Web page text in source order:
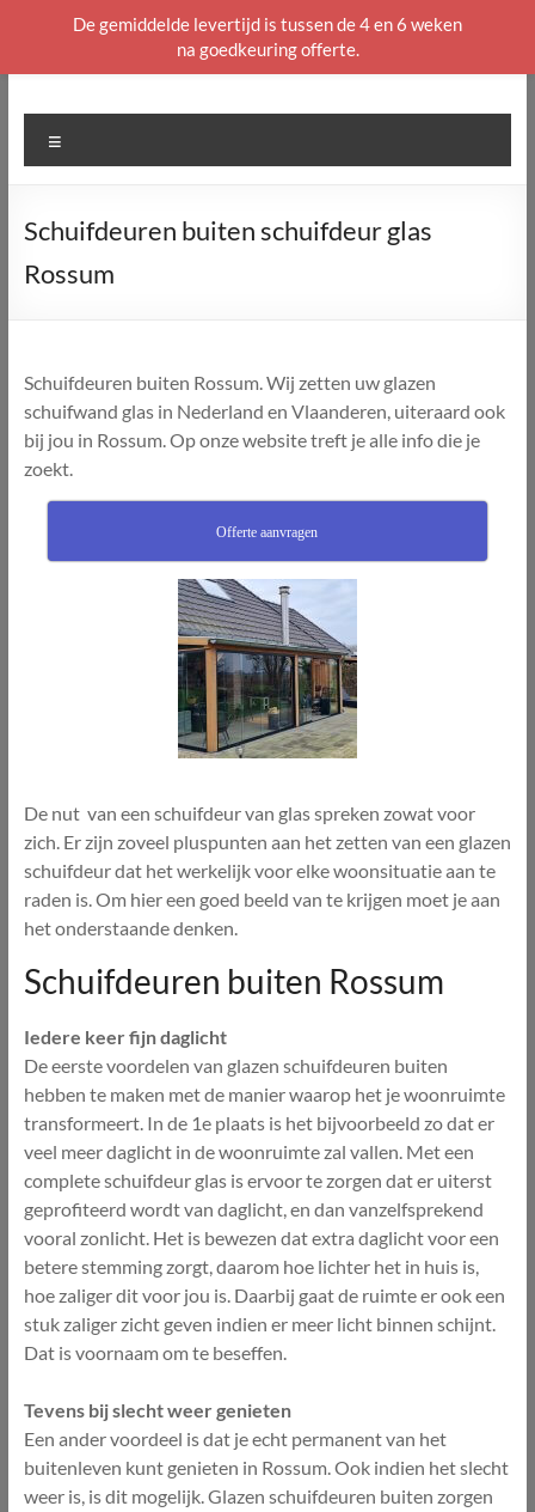
naar
Schuifdeuren buiten schuifdeur glas
Rossum
Schuifdeuren buiten Rossum. Wij zetten uw glazen
schuifwand glas in Nederland en Vlaanderen, uiteraard ook
bij jou in Rossum. Op onze website treft je alle info die je
zoekt.
Offerte aanvragen
De nut van een schuifdeur van glas spreken zowat voor
zich. Er zijn zoveel pluspunten aan het zetten van een glazen
schuifdeur dat het werkelijk voor elke woonsituatie aan te
raden is. Om hier een goed beeld van te krijgen moet je aan
het onderstaande denken.
Schuifdeuren buiten Rossum
Iedere keer fijn daglicht
De eerste voordelen van glazen schuifdeuren buiten
hebben te maken met de manier waarop het je woonruimte
transformeert. In de 1e plaats is het bijvoorbeeld zo dat er
veel meer daglicht in de woonruimte zal vallen. Met een
complete schuifdeur glas is ervoor te zorgen dat er uiterst
geprofiteerd wordt van daglicht, en dan vanzelfsprekend
vooral zonlicht. Het is bewezen dat extra daglicht voor een
betere stemming zorgt, daarom hoe lichter het in huis is,
hoe zaliger dit voor jou is. Daarbij gaat de ruimte er ook een
stuk zaliger zicht geven indien er meer licht binnen schijnt.
Dat is voornaam om te beseffen.
Tevens bij slecht weer genieten
Een ander voordeel is dat je echt permanent van het
buitenleven kunt genieten in Rossum. Ook indien het slecht
weer is, is dit mogelijk. Glazen schuifdeuren buiten zorgen
De gemiddelde levertijd is tussen de 4 en 6 weken
na goedkeuring offerte.